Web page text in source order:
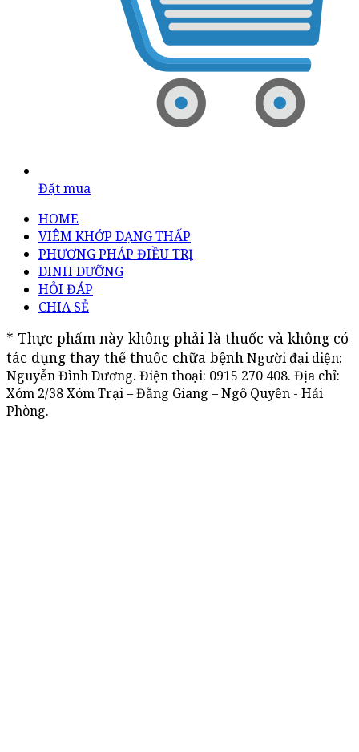
Đặt mua
HOME
VIÊM KHỚP DẠNG THẤP
PHƯƠNG PHÁP ĐIỀU TRỊ
DINH DƯỠNG
HỎI ĐÁP
CHIA SẺ
* Thực phẩm này không phải là thuốc và không có
tác dụng thay thế thuốc chữa bệnh Người đại diện:
Nguyễn Đình Dương. Điện thoại: 0915 270 408. Địa chỉ:
Xóm 2/38 Xóm Trại – Đằng Giang – Ngô Quyền - Hải
Phòng.